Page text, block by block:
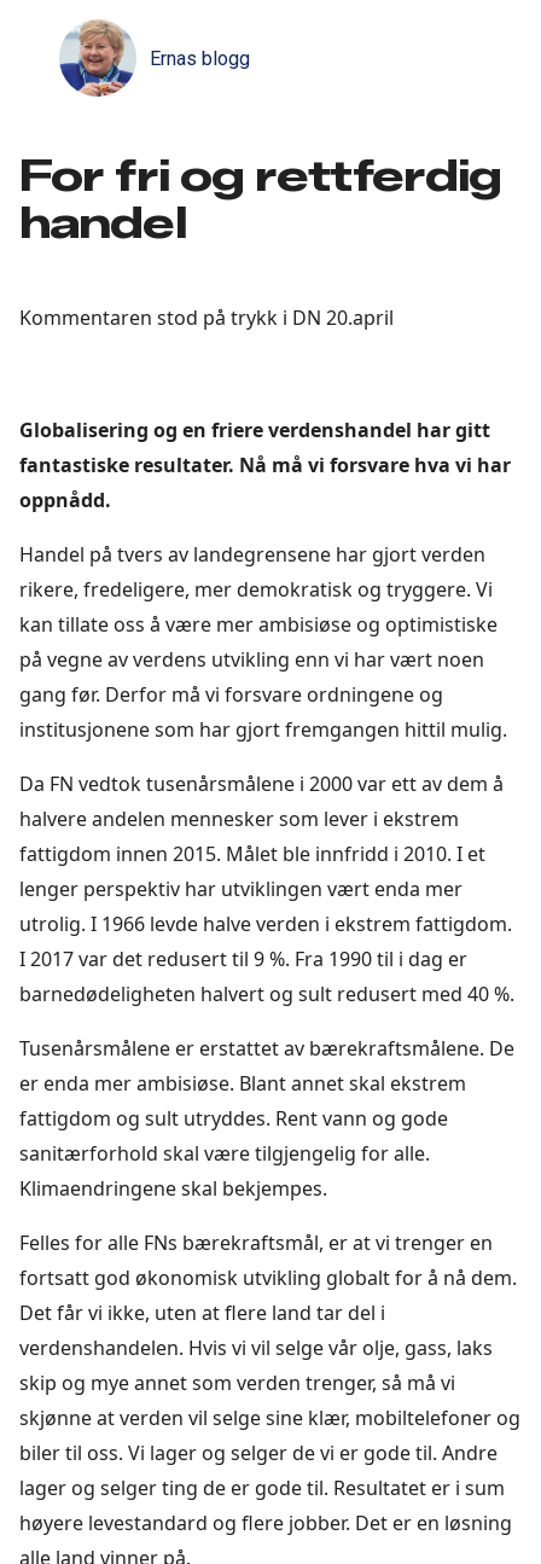
Ernas blogg
For fri og rettferdig
handel
Kommentaren stod på trykk i DN 20.april
Globalisering og en friere verdenshandel har gitt
fantastiske resultater. Nå må vi forsvare hva vi har
oppnådd.
Handel på tvers av landegrensene har gjort verden
rikere, fredeligere, mer demokratisk og tryggere. Vi
kan tillate oss å være mer ambisiøse og optimistiske
på vegne av verdens utvikling enn vi har vært noen
gang før. Derfor må vi forsvare ordningene og
institusjonene som har gjort fremgangen hittil mulig.
Da FN vedtok tusenårsmålene i 2000 var ett av dem å
halvere andelen mennesker som lever i ekstrem
fattigdom innen 2015. Målet ble innfridd i 2010. I et
lenger perspektiv har utviklingen vært enda mer
utrolig. I 1966 levde halve verden i ekstrem fattigdom.
I 2017 var det redusert til 9 %. Fra 1990 til i dag er
barnedødeligheten halvert og sult redusert med 40 %.
Tusenårsmålene er erstattet av bærekraftsmålene. De
er enda mer ambisiøse. Blant annet skal ekstrem
fattigdom og sult utryddes. Rent vann og gode
sanitærforhold skal være tilgjengelig for alle.
Klimaendringene skal bekjempes.
Felles for alle FNs bærekraftsmål, er at vi trenger en
fortsatt god økonomisk utvikling globalt for å nå dem.
Det får vi ikke, uten at flere land tar del i
verdenshandelen. Hvis vi vil selge vår olje, gass, laks
skip og mye annet som verden trenger, så må vi
skjønne at verden vil selge sine klær, mobiltelefoner og
biler til oss. Vi lager og selger de vi er gode til. Andre
lager og selger ting de er gode til. Resultatet er i sum
høyere levestandard og flere jobber. Det er en løsning
alle land vinner på.